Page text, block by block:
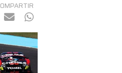
mail WhatsApp